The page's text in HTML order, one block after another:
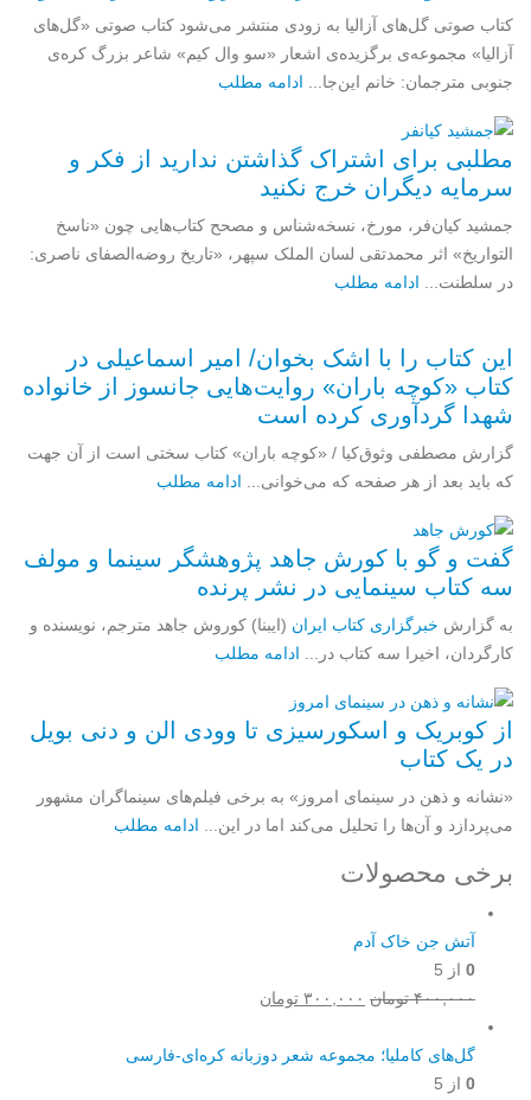
کتاب صوتی گل‌های آزالیا به زودی منتشر می‌شود کتاب صوتی «گل‌های
آزالیا» مجموعه‌ی برگزیده‌ی اشعار «سو وال کیم» شاعر بزرگ کره‌ی
جنوبی مترجمان: خانم این‌جا... ادامه مطلب
مطلبی برای اشتراک گذاشتن ندارید از فکر و
سرمایه دیگران خرج نکنید
جمشید کیان‌فر، مورخ، نسخه‌شناس و مصحح کتاب‌هایی چون «ناسخ
التواریخ» اثر محمدتقی لسان الملک سپهر، «تاریخ روضه‌الصفای ناصری:
در سلطنت... ادامه مطلب
این کتاب را با اشک بخوان/ امیر اسماعیلی در
کتاب «کوچه باران» روایت‌هایی جانسوز از خانواده
شهدا گردآوری کرده است
گزارش مصطفی وثوق‌کیا / «کوچه باران» کتاب سختی است از آن جهت
که باید بعد از هر صفحه که می‌خوانی... ادامه مطلب
گفت و گو با کورش جاهد پژوهشگر سینما و مولف
سه کتاب سینمایی در نشر پرنده
به گزارش خبرگزاری کتاب ایران (ایبنا) کوروش جاهد مترجم، نویسنده و
کارگردان، اخیرا سه کتاب در... ادامه مطلب
از کوبریک و اسکورسیزی تا وودی الن و دنی بویل
در یک کتاب
«نشانه و ذهن در سینمای امروز» به برخی فیلم‌های سینماگران مشهور
می‌پردازد و آن‌ها را تحلیل می‌کند اما در این... ادامه مطلب
برخی محصولات
آتش جن خاک آدم
0 از 5
۴۰۰,۰۰۰ تومان قیمت
۴۰۰,۰۰۰ تومان
۳۰۰,۰۰۰ تومان
۳۰۰,۰۰۰ تومان.
گل‌های کاملیا؛ مجموعه شعر دوزبانه کره‌ای-فارسی
0 از 5